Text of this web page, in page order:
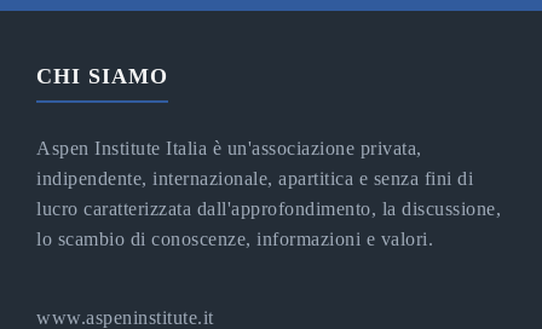
CHI SIAMO
Aspen Institute Italia è un'associazione privata,
indipendente, internazionale, apartitica e senza fini di
lucro caratterizzata dall'approfondimento, la discussione,
lo scambio di conoscenze, informazioni e valori.
www.aspeninstitute.it